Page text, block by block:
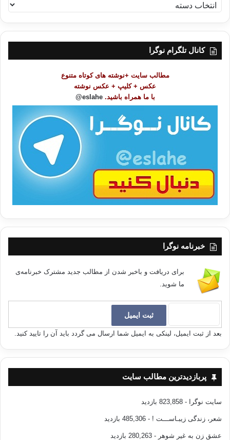
ه
ر
کانال تلگرام نوگرا
مطالب سایت +نوشته های کوتاه متنوع
عکس + کلیپ + عکس نوشته
با ما همراه باشید. eslahe@
خبرنامه نوگرا
برای دریافت و باخبر شدن از مطالب جدید مشترک خبرنامه‌ی
ما شوید.
بعد از ثبت ایمیل، لینکی به ایمیل شما ارسال می گردد باید آن را تایید کنید.
پربازدیدترین مطالب سایت
سایت نوگرا - 823,858 بازدید
شعر، زندگی زیبـاســـت ! - 485,306 بازدید
عشق زن به غیر شوهر - 280,263 بازدید